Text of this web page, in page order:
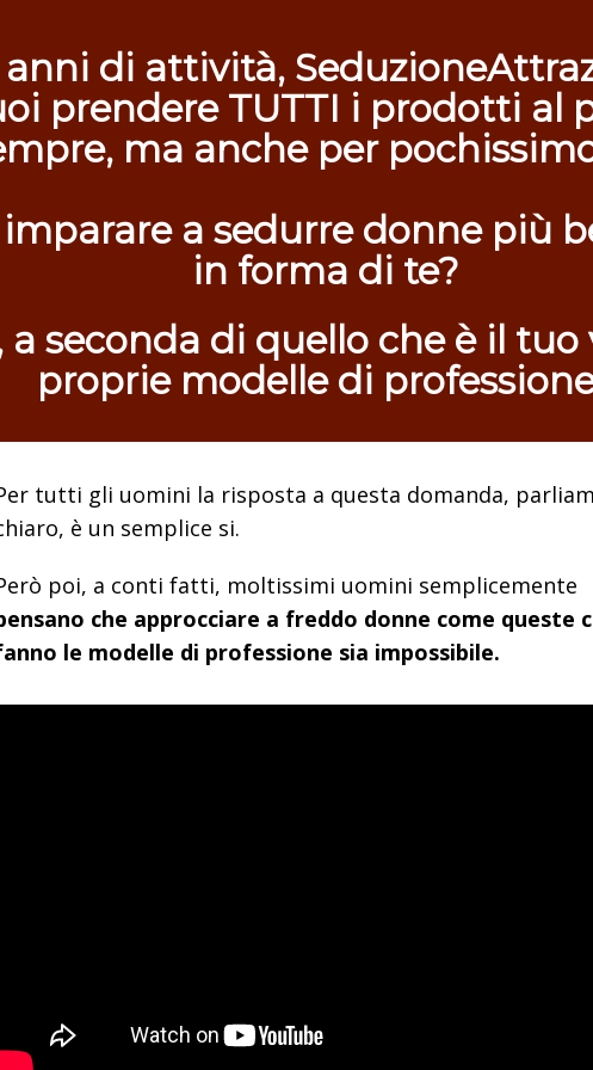
anni di attività,
prendere TUTTI i prodotti al
ma anche per
a sedurre donne più
in forma di te?
a seconda di quello che è il tuo
proprie modelle di
tutti gli uomini la risposta a questa domanda,
è un semplice si.
poi, a conti fatti, moltissimi uomini semplicemente
che approcciare a freddo donne come queste
le modelle di professione sia impossibile.